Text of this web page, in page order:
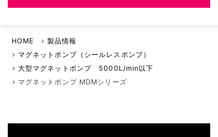
HOME
製品情報
マグネットポンプ（シールレスポンプ）
大型マグネットポンプ 5000L/min以下
マグネットポンプ MDMシリーズ